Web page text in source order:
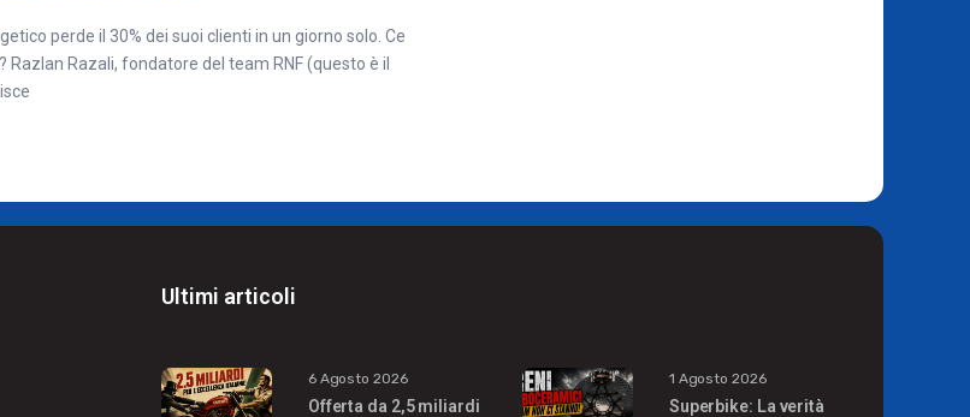
perde il 30% dei suoi clienti in un giorno solo. Ce
Razlan Razali, fondatore del team RNF (questo è il
Ultimi articoli
6 Agosto 2026
Offerta da 2,5 miliardi
1 Agosto 2026
Superbike: La verità